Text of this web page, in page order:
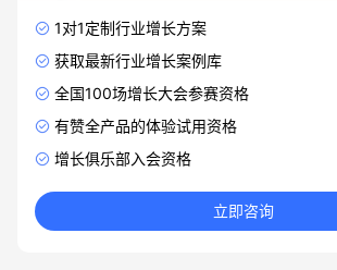
1对1定制行业增长方案
获取最新行业增长案例库
全国100场增长大会参赛资格
有赞全产品的体验试用资格
增长俱乐部入会资格
立即咨询